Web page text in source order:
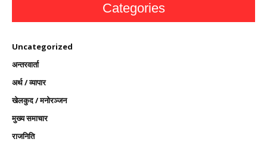
Categories
Uncategorized
अन्तरवार्ता
अर्थ / व्यापार
खेलकुद / मनोरञ्जन
मुख्य समाचार
राजनिति